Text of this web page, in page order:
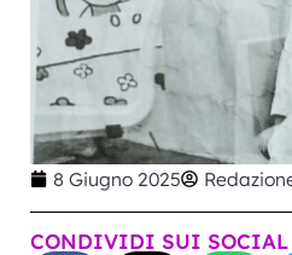
8 Giugno 2025
CONDIVIDI SUI SOCIAL